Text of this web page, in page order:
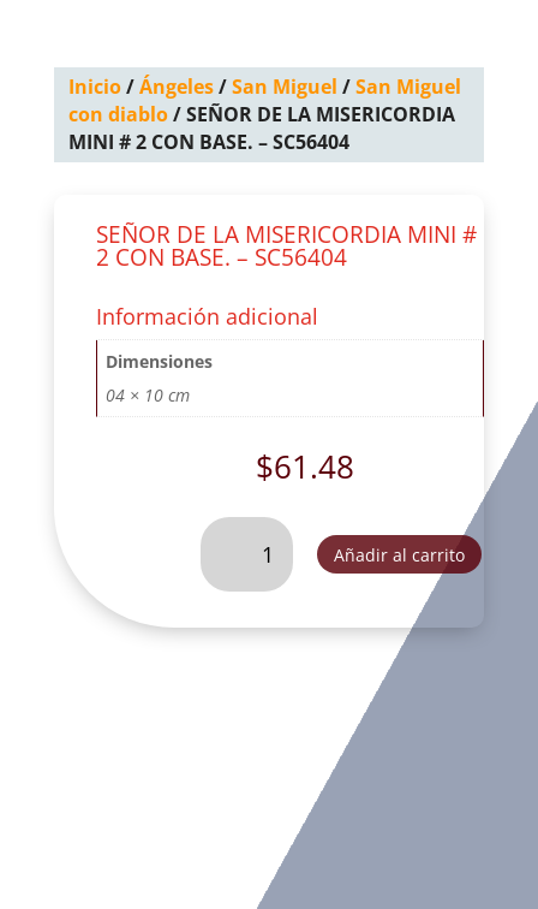
Inicio/Ángeles/San Miguel /San Miguel
con diablo/ SEÑOR DE LA MISERICORDIA
MINI # 2 CON BASE. – SC56404
SEÑOR DE LA MISERICORDIA MINI #
2 CON BASE. – SC56404
Información adicional
Dimensiones
04 × 10 cm
$61.48
SEÑOR
LA
MINI
Añadir al carrito